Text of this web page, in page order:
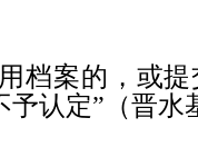
档案的，或
认定”（晋水